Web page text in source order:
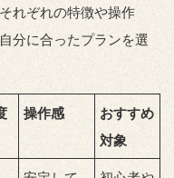
れぞれの特徴や操作
分に合ったプランを選
操作感
おすすめ
対象